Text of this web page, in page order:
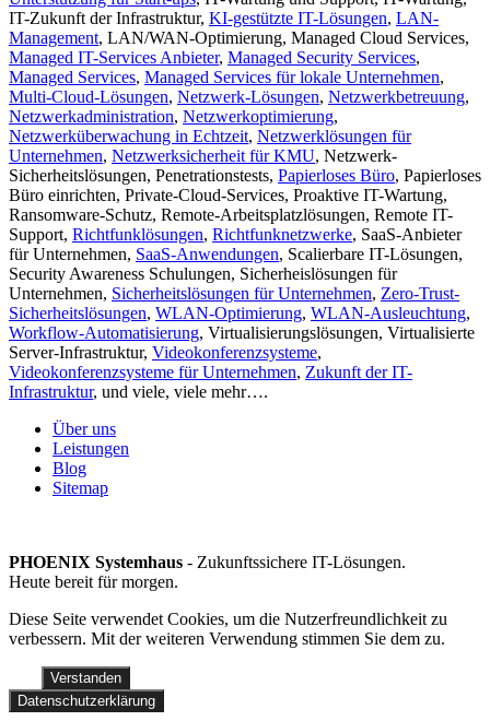
IT-Zukunft der Infrastruktur, KI-gestützte IT-Lösungen, LAN-
Management, LAN/WAN-Optimierung, Managed Cloud Services,
Managed IT-Services Anbieter, Managed Security Services,
Managed Services, Managed Services für lokale Unternehmen,
Multi-Cloud-Lösungen, Netzwerk-Lösungen, Netzwerkbetreuung,
Netzwerkadministration, Netzwerkoptimierung,
Netzwerküberwachung in Echtzeit, Netzwerklösungen für
Unternehmen, Netzwerksicherheit für KMU, Netzwerk-
Sicherheitslösungen, Penetrationstests, Papierloses Büro, Papierloses
Büro einrichten, Private-Cloud-Services, Proaktive IT-Wartung,
Ransomware-Schutz, Remote-Arbeitsplatzlösungen, Remote IT-
Support, Richtfunklösungen, Richtfunknetzwerke, SaaS-Anbieter
für Unternehmen, SaaS-Anwendungen, Scalierbare IT-Lösungen,
Security Awareness Schulungen, Sicherheislösungen für
Unternehmen, Sicherheitslösungen für Unternehmen, Zero-Trust-
Sicherheitslösungen, WLAN-Optimierung, WLAN-Ausleuchtung,
Workflow-Automatisierung, Virtualisierungslösungen, Virtualisierte
Server-Infrastruktur, Videokonferenzsysteme,
Videokonferenzsysteme für Unternehmen, Zukunft der IT-
Infrastruktur, und viele, viele mehr….
Über uns
Leistungen
Blog
Sitemap
PHOENIX Systemhaus - Zukunftssichere IT-Lösungen.
Heute bereit für morgen.
Diese Seite verwendet Cookies, um die Nutzerfreundlichkeit zu
verbessern. Mit der weiteren Verwendung stimmen Sie dem zu.
Verstanden
Datenschutzerklärung